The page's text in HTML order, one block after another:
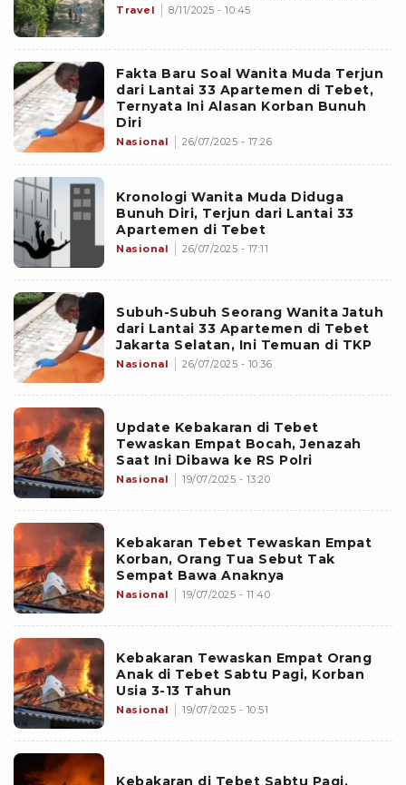
Travel 8/11/2025 - 10:45
Fakta Baru Soal Wanita Muda Terjun
dari Lantai 33 Apartemen di Tebet,
Ternyata Ini Alasan Korban Bunuh
Diri
Nasional 26/07/2025 - 17:26
Kronologi Wanita Muda Diduga
Bunuh Diri, Terjun dari Lantai 33
Apartemen di Tebet
Nasional 26/07/2025 - 17:11
Subuh-Subuh Seorang Wanita Jatuh
dari Lantai 33 Apartemen di Tebet
Jakarta Selatan, Ini Temuan di TKP
Nasional 26/07/2025 - 10:36
Update Kebakaran di Tebet
Tewaskan Empat Bocah, Jenazah
Saat Ini Dibawa ke RS Polri
Nasional 19/07/2025 - 13:20
Kebakaran Tebet Tewaskan Empat
Korban, Orang Tua Sebut Tak
Sempat Bawa Anaknya
Nasional 19/07/2025 - 11:40
Kebakaran Tewaskan Empat Orang
Anak di Tebet Sabtu Pagi, Korban
Usia 3-13 Tahun
Nasional 19/07/2025 - 10:51
Kebakaran di Tebet Sabtu Pagi,